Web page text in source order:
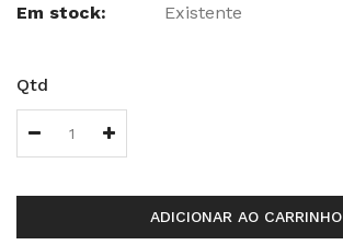
Em stock:
Existente
Qtd
ADICIONAR AO CARRINHO